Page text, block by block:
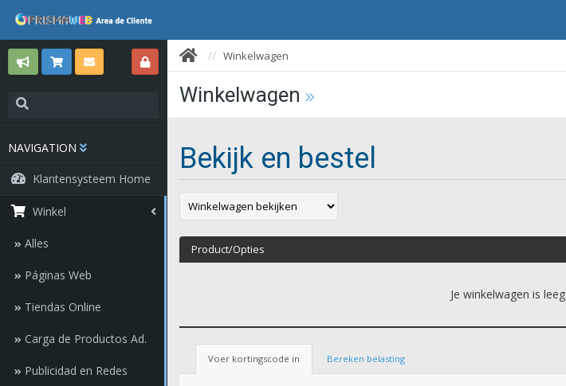
NAVIGATION
Klantensysteem Home
Winkel
Alles
Páginas Web
Tiendas Online
Carga de Productos Ad.
Publicidad en Redes
Winkelwagen
Winkelwagen
Bekijk en bestel
Product/Opties
Je winkelwagen is leeg
Voer kortingscode in Bereken belasting